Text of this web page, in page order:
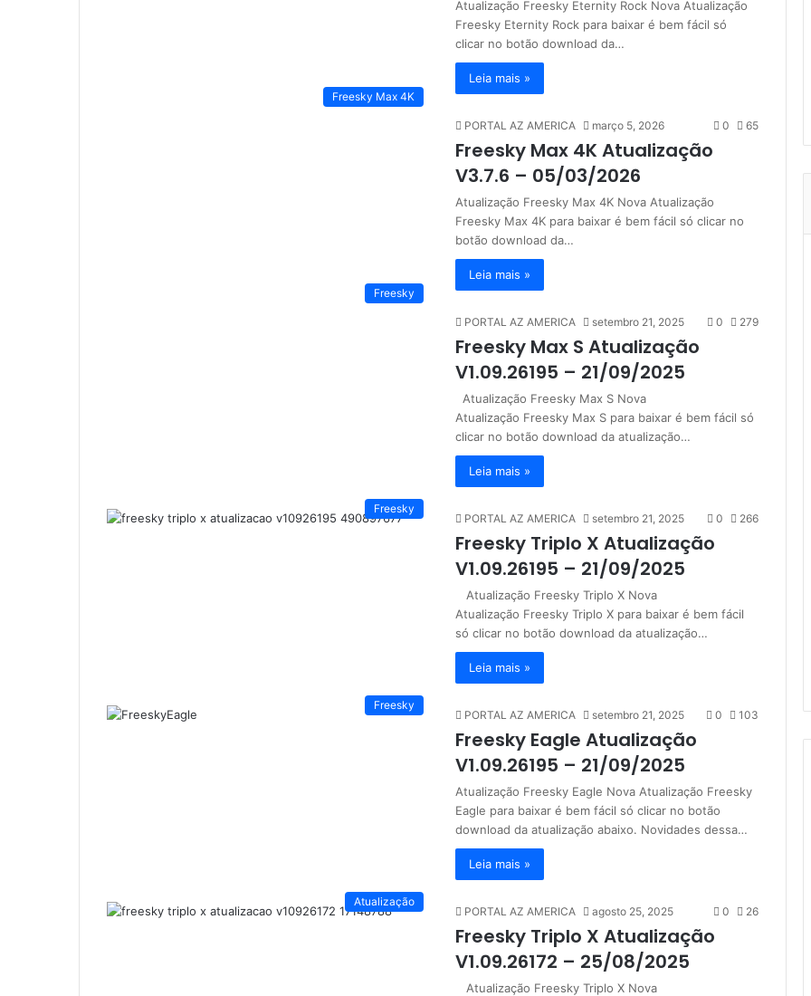
Atualização Freesky Eternity Rock Nova Atualização
Freesky Eternity Rock para baixar é bem fácil só
clicar no botão download da…
Leia mais »
Freesky Max 4K
PORTAL AZ AMERICA março 5, 2026 0 65
Freesky Max 4K Atualização
V3.7.6 – 05/03/2026
Atualização Freesky Max 4K Nova Atualização
Freesky Max 4K para baixar é bem fácil só clicar no
botão download da…
Leia mais »
Freesky
PORTAL AZ AMERICA setembro 21, 2025 0 279
Freesky Max S Atualização
V1.09.26195 – 21/09/2025
Atualização Freesky Max S Nova
Atualização Freesky Max S para baixar é bem fácil só
clicar no botão download da atualização…
Leia mais »
Freesky
PORTAL AZ AMERICA setembro 21, 2025 0 266
Freesky Triplo X Atualização
V1.09.26195 – 21/09/2025
Atualização Freesky Triplo X Nova
Atualização Freesky Triplo X para baixar é bem fácil
só clicar no botão download da atualização…
Leia mais »
Freesky
PORTAL AZ AMERICA setembro 21, 2025 0 103
Freesky Eagle Atualização
V1.09.26195 – 21/09/2025
Atualização Freesky Eagle Nova Atualização Freesky
Eagle para baixar é bem fácil só clicar no botão
download da atualização abaixo. Novidades dessa…
Leia mais »
Atualização
PORTAL AZ AMERICA agosto 25, 2025 0 26
Freesky Triplo X Atualização
V1.09.26172 – 25/08/2025
Atualização Freesky Triplo X Nova